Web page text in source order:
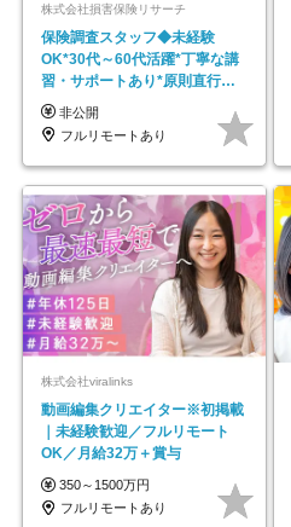
株式会社損害保険リサーチ
保険調査スタッフ◆未経験
OK*30代～60代活躍*丁寧な講
習・サポートあり*原則直行直
帰／全国募集・業務委託
非公開
フルリモートあり
株式会社viralinks
動画編集クリエイター※初掲載
｜未経験歓迎／フルリモート
OK／月給32万＋賞与
350～1500万円
フルリモートあり